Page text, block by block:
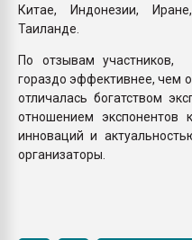
Китае, Индонезии,
Таиланде.
По отзывам участников,
гораздо эффективнее, чем
отличалась богатством
отношением экспонентов
инноваций и
организаторы.